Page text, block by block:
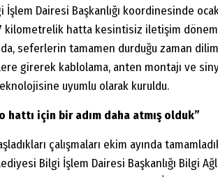
Dairesi Başkanlığı koordinesinde
kilometrelik hatta kesintisiz iletişim dönemi
seferlerin tamamen durduğu zaman
girerek kablolama, anten montajı ve
uyumlu olarak kuruldu.
hattı için bir adım daha atmış olduk”
çalışmaları ekim ayında
Bilgi İşlem Dairesi Başkanlığı Bilgi